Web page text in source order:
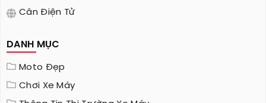
Cân Điện Tử
DANH MỤC
Moto Đẹp
Chơi Xe Máy